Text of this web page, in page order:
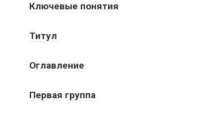
Ключевые понятия
Титул
Оглавление
Первая группа